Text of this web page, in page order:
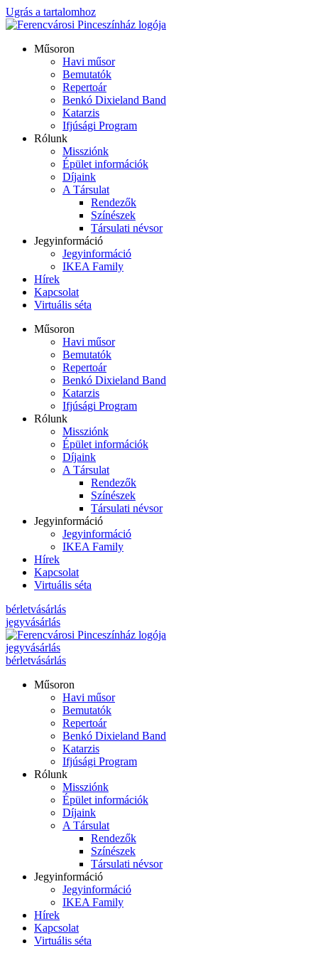
Ugrás a tartalomhoz
Műsoron
Havi műsor
Bemutatók
Repertoár
Benkó Dixieland Band
Katarzis
Ifjúsági Program
Rólunk
Missziónk
Épület információk
Díjaink
A Társulat
Rendezők
Színészek
Társulati névsor
Jegyinformáció
Jegyinformáció
IKEA Family
Hírek
Kapcsolat
Virtuális séta
Műsoron
Havi műsor
Bemutatók
Repertoár
Benkó Dixieland Band
Katarzis
Ifjúsági Program
Rólunk
Missziónk
Épület információk
Díjaink
A Társulat
Rendezők
Színészek
Társulati névsor
Jegyinformáció
Jegyinformáció
IKEA Family
Hírek
Kapcsolat
Virtuális séta
bérletvásárlás
jegyvásárlás
jegyvásárlás
bérletvásárlás
Műsoron
Havi műsor
Bemutatók
Repertoár
Benkó Dixieland Band
Katarzis
Ifjúsági Program
Rólunk
Missziónk
Épület információk
Díjaink
A Társulat
Rendezők
Színészek
Társulati névsor
Jegyinformáció
Jegyinformáció
IKEA Family
Hírek
Kapcsolat
Virtuális séta